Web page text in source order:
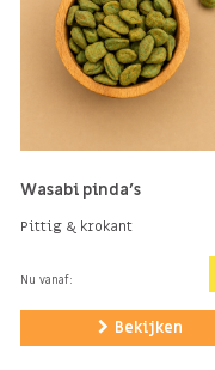
Wasabi pinda's
Pittig & krokant
Nu vanaf:
Bekijken